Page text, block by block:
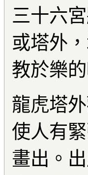
三十六
或塔外
教於樂
龍虎塔
使人有
畫出。